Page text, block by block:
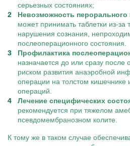
серьезных состояниях;
Невозможность перорального
может принимать таблетки из-за
нарушения сознания,
послеоперационного состояния.
Профилактика
назначается до или сразу после
риском развития анаэробной
операции на толстом кишечнике
операций.
Лечение специфических
рекомендуется при тяжелом
псевдомембранозном колите.
К тому же в таком случае